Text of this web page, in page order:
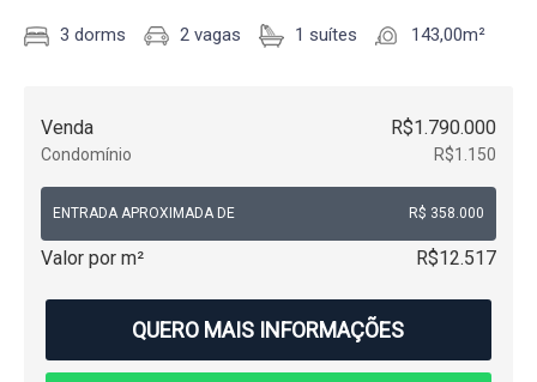
3 dorms 2 vagas 1 suítes 143,00m²
Venda R$1.790.000
Condomínio R$1.150
ENTRADA APROXIMADA DE R$ 358.000
Valor por m² R$12.517
QUERO MAIS INFORMAÇÕES